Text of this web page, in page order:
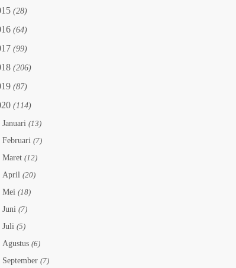
(28)
(64)
(99)
(206)
(87)
(114)
Januari(13)
Februari(7)
Maret(12)
April(20)
Mei(18)
Juni(7)
Juli(5)
Agustus(6)
September(7)